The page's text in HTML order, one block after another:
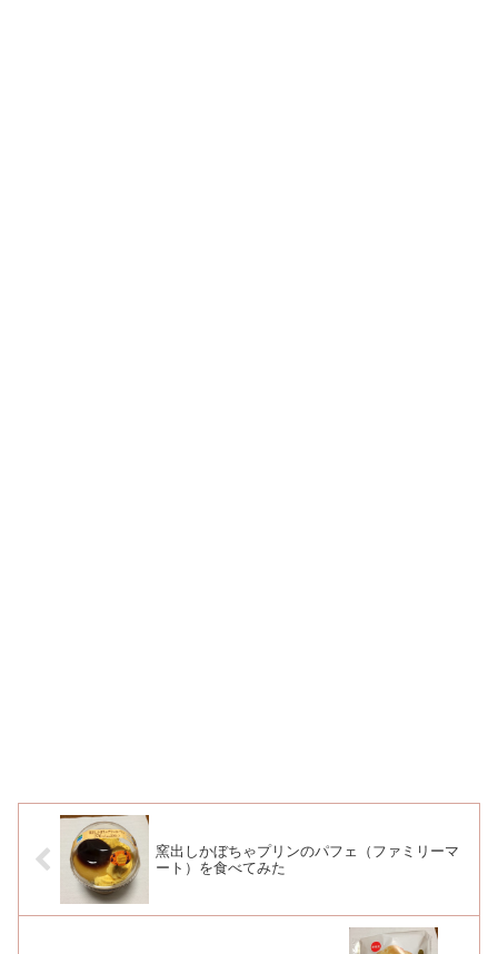
窯出しかぼちゃプリンのパフェ（ファミリーマ
ート）を食べてみた